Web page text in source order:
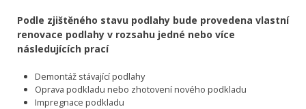
Podle zjištěného stavu podlahy bude provedena vlastní
renovace podlahy v rozsahu jedné nebo více
následujících prací
Demontáž stávající podlahy
Oprava podkladu nebo zhotovení nového podkladu
Impregnace podkladu